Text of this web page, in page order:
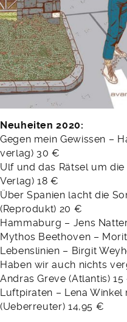
Neuheiten 2020:
Gegen mein Gewissen –
verlag) 30 €
Ulf und das Rätsel um die
Verlag) 18 €
Über Spanien lacht die
(Reprodukt) 20 €
Hammaburg – Jens
Mythos Beethoven –
Lebenslinien – Birgit
Haben wir auch nichts
Andras Greve (Atlantis) 15
Luftpiraten – Lena Winkel
(Ueberreuter) 14,95 €